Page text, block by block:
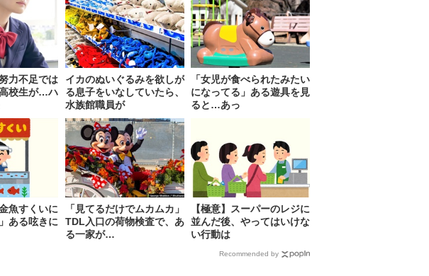
力不足では
校生が…ハ
イカのぬいぐるみを欲しが
る息子をいなしていたら、
水族館職員が
「女児が食べられたみたい
になってる」ある遊具を見
ると…あっ
魚すくいに
ある呟きに
「見てるだけでムカムカ」
TDL入口の荷物検査で、あ
る一家が…
【極意】スーパーのレジに
並んだ後、やってはいけな
い行動は
Recommended by